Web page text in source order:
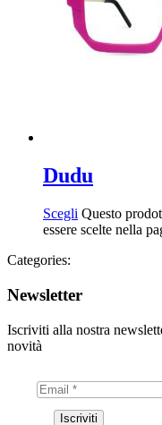
Dudu
Scegli Questo
essere scelte nella
Categories:
Newsletter
Iscriviti alla nostra
novità